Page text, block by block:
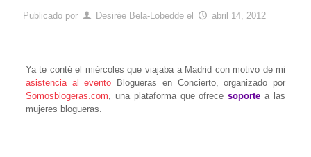
Publicado por Desirée Bela-Lobedde el abril 14, 2012
Ya te conté el miércoles que viajaba a Madrid con motivo de mi
asistencia al evento
Blogueras en Concierto, organizado por
Somosblogeras.com, una plataforma que ofrecesoporte a las
mujeres blogueras.